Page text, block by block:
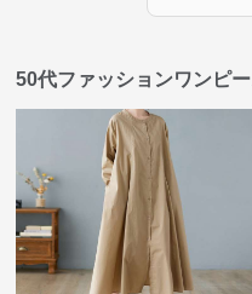
50代ファッションワンピ